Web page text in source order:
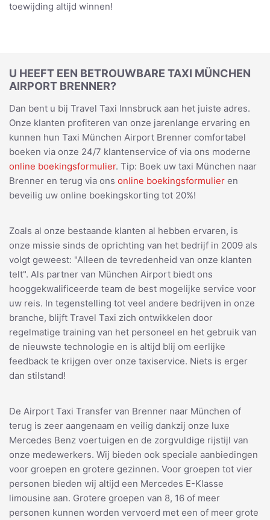
toewijding altijd winnen!
U HEEFT EEN BETROUWBARE TAXI MÜNCHEN
AIRPORT BRENNER?
Dan bent u bij Travel Taxi Innsbruck aan het juiste adres.
Onze klanten profiteren van onze jarenlange ervaring en
kunnen hun Taxi München Airport Brenner comfortabel
boeken via onze 24/7 klantenservice of via ons moderne
online boekingsformulier. Tip: Boek uw taxi München naar
Brenner en terug via ons online boekingsformulier en
beveilig uw online boekingskorting tot 20%!
Zoals al onze bestaande klanten al hebben ervaren, is
onze missie sinds de oprichting van het bedrijf in 2009 als
volgt geweest: "Alleen de tevredenheid van onze klanten
telt". Als partner van München Airport biedt ons
hooggekwalificeerde team de best mogelijke service voor
uw reis. In tegenstelling tot veel andere bedrijven in onze
branche, blijft Travel Taxi zich ontwikkelen door
regelmatige training van het personeel en het gebruik van
de nieuwste technologie en is altijd blij om eerlijke
feedback te krijgen over onze taxiservice. Niets is erger
dan stilstand!
De Airport Taxi Transfer van Brenner naar München of
terug is zeer aangenaam en veilig dankzij onze luxe
Mercedes Benz voertuigen en de zorgvuldige rijstijl van
onze medewerkers. Wij bieden ook speciale aanbiedingen
voor groepen en grotere gezinnen. Voor groepen tot vier
personen bieden wij altijd een Mercedes E-Klasse
limousine aan. Grotere groepen van 8, 16 of meer
personen kunnen worden vervoerd met een of meer grote